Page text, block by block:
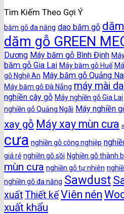
Tìm Kiếm Theo Gợi Ý
băm gỗ đa năng dao băm gỗ
dăm gỗ GREEN
Dương Máy băm gỗ Bình Định
băm gỗ Gia Lai Máy băm gỗ Huế
gỗ Nghệ An Máy băm gỗ Quảng
Máy băm gỗ Đà Nẵng máy mài
nghiền cây gỗ Máy nghiền gỗ Gia Lai
nghiền gỗ Quảng Ngãi Máy nghiền
xay gỗ Máy xay mùn cưa
cưa nghiền gỗ công nghiệp
giá rẻ nghiền gỗ sồi Nghiền gỗ thành
mùn cưa nghiền gỗ tự nhiên
nghiền gỗ đa năng Sawdust
xuấtThiết kếViên nén
xuất khẩu